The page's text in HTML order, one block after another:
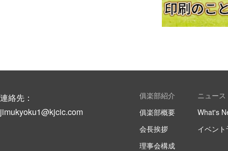
連絡先：
jimukyoku1@kjcic.com
俱楽部紹介
俱楽部概要
会長挨拶
理事会構成
ニュース
What's
イベン